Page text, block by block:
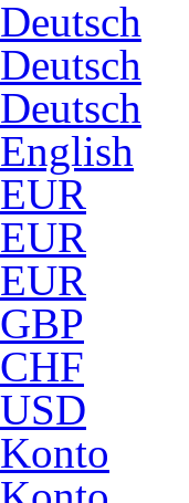
Deutsch
Deutsch
Deutsch
English
EUR
EUR
EUR
GBP
CHF
USD
Konto